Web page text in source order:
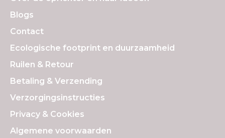
Blogs
Contact
Ecologische footprint en duurzaamheid
Ruilen & Retour
Betaling & Verzending
Verzorgingsinstructies
Privacy & Cookies
Algemene voorwaarden